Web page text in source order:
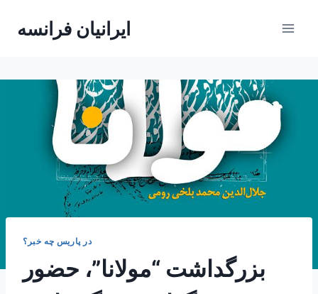
ایرانیان فرانسه
در پاریس چه خبر؟
بزرگداشت “مولانا”، حضور